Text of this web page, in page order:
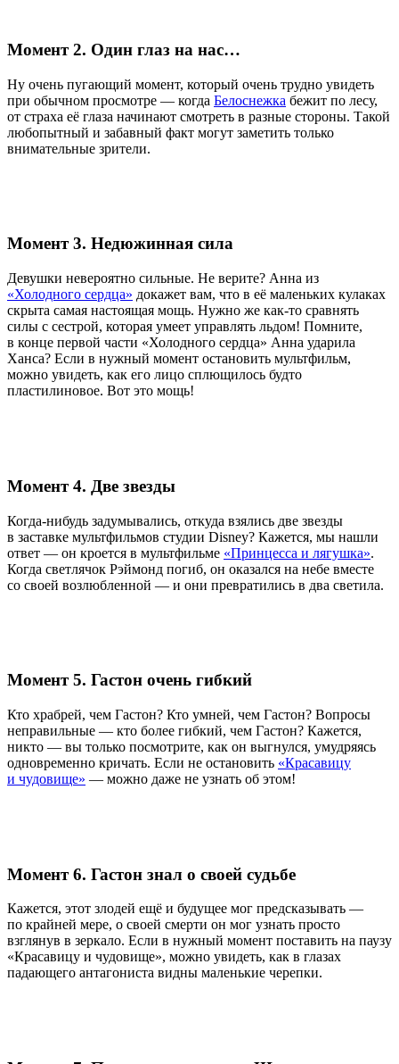
Момент 2. Один глаз на нас…
Ну очень пугающий момент, который очень трудно увидеть
при обычном просмотре — когда Белоснежка бежит по лесу,
от страха её глаза начинают смотреть в разные стороны. Такой
любопытный и забавный факт могут заметить только
внимательные зрители.
Момент 3. Недюжинная сила
Девушки невероятно сильные. Не верите? Анна из
«Холодного сердца» докажет вам, что в её маленьких кулаках
скрыта самая настоящая мощь. Нужно же как-то сравнять
силы с сестрой, которая умеет управлять льдом! Помните,
в конце первой части «Холодного сердца» Анна ударила
Ханса? Если в нужный момент остановить мультфильм,
можно увидеть, как его лицо сплющилось будто
пластилиновое. Вот это мощь!
Момент 4. Две звезды
Когда-нибудь задумывались, откуда взялись две звезды
в заставке мультфильмов студии Disney? Кажется, мы нашли
ответ — он кроется в мультфильме «Принцесса и лягушка».
Когда светлячок Рэймонд погиб, он оказался на небе вместе
со своей возлюбленной — и они превратились в два светила.
Момент 5. Гастон очень гибкий
Кто храбрей, чем Гастон? Кто умней, чем Гастон? Вопросы
неправильные — кто более гибкий, чем Гастон? Кажется,
никто — вы только посмотрите, как он выгнулся, умудряясь
одновременно кричать. Если не остановить «Красавицу
и чудовище» — можно даже не узнать об этом!
Момент 6. Гастон знал о своей судьбе
Кажется, этот злодей ещё и будущее мог предсказывать —
по крайней мере, о своей смерти он мог узнать просто
взглянув в зеркало. Если в нужный момент поставить на паузу
«Красавицу и чудовище», можно увидеть, как в глазах
падающего антагониста видны маленькие черепки.